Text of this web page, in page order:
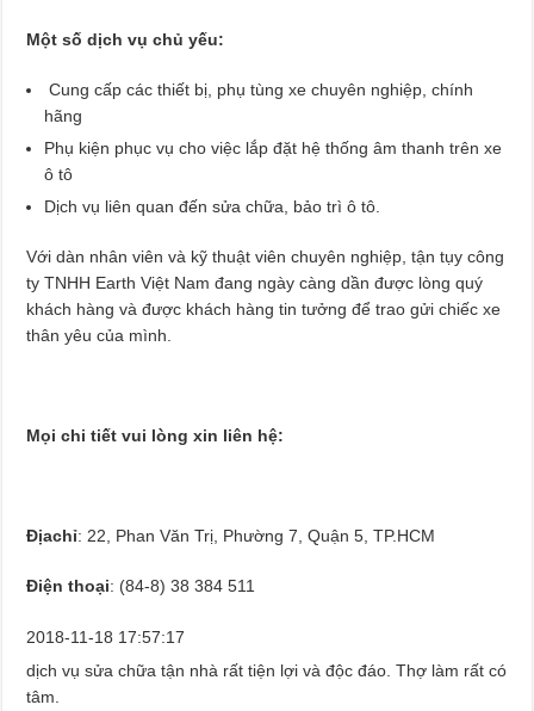
Một số dịch vụ chủ yếu:
Cung cấp các thiết bị, phụ tùng xe chuyên nghiệp, chính
hãng
Phụ kiện phục vụ cho việc lắp đặt hệ thống âm thanh trên xe
ô tô
Dịch vụ liên quan đến sửa chữa, bảo trì ô tô.
Với dàn nhân viên và kỹ thuật viên chuyên nghiệp, tận tụy công
ty TNHH Earth Việt Nam đang ngày càng dần được lòng quý
khách hàng và được khách hàng tin tưởng để trao gửi chiếc xe
thân yêu của mình.
Mọi chi tiết vui lòng xin liên hệ:
Địachỉ: 22, Phan Văn Trị, Phường 7, Quận 5, TP.HCM
Điện thoại: (84-8) 38 384 511
2018-11-18 17:57:17
dịch vụ sửa chữa tận nhà rất tiện lợi và độc đáo. Thợ làm rất có
tâm.